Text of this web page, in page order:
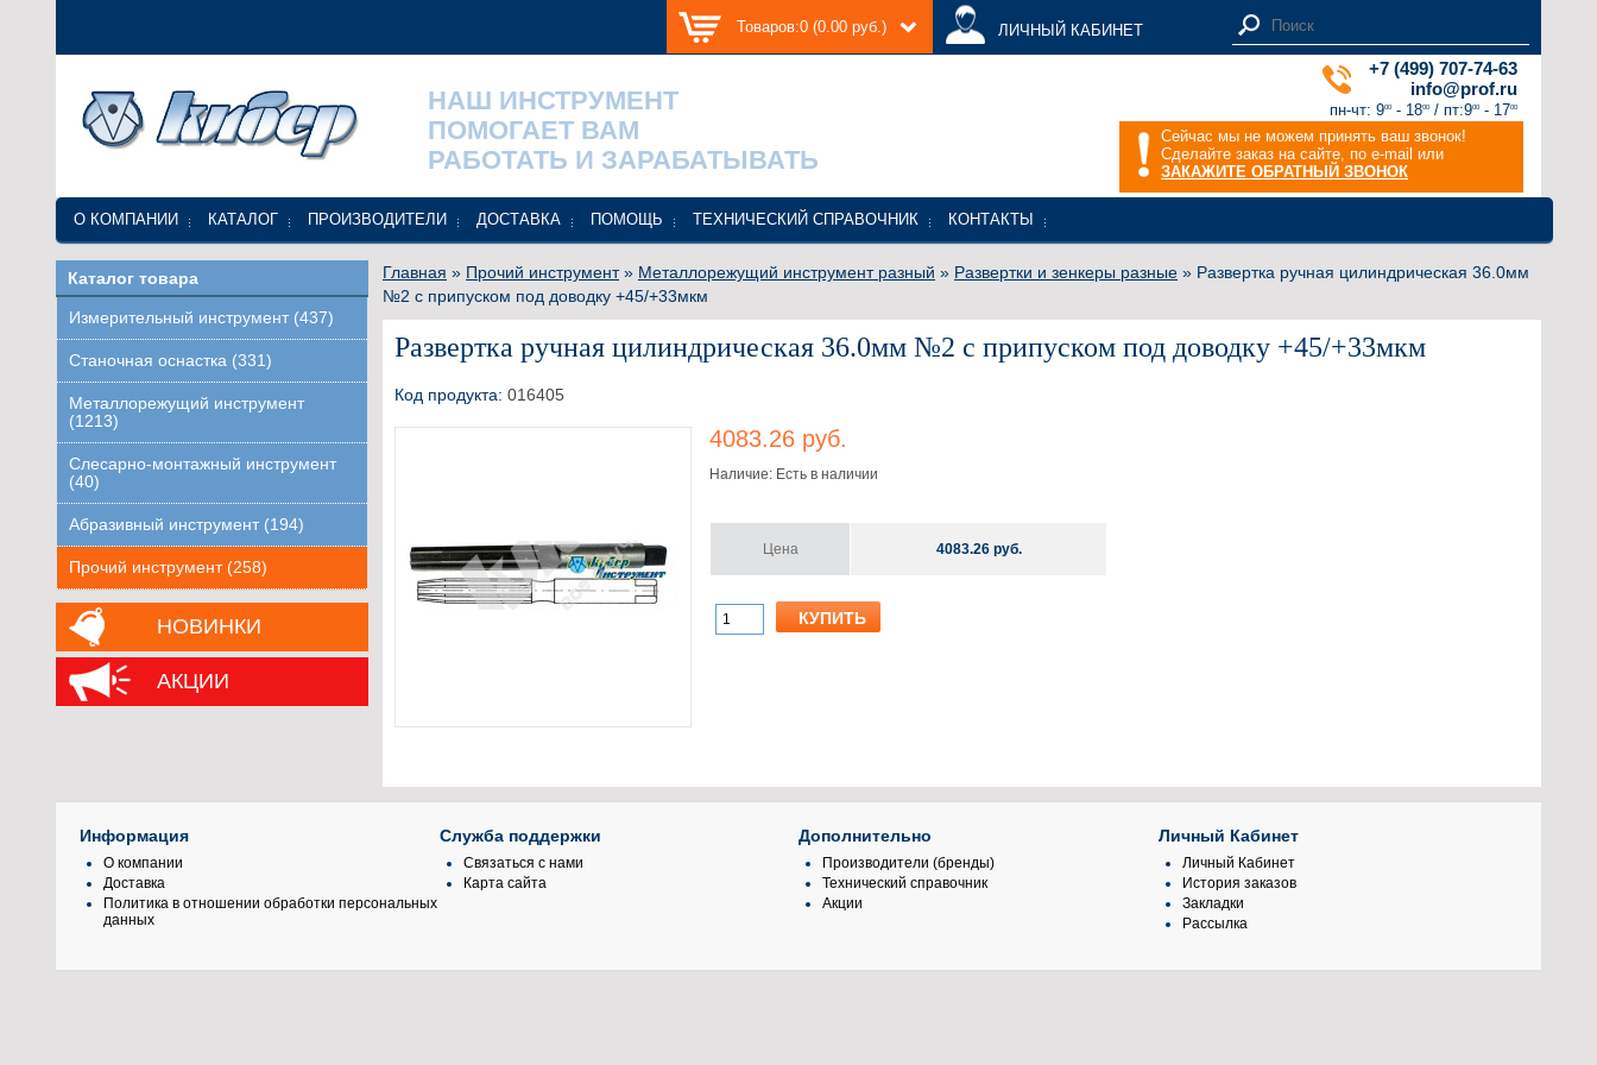
Товаров:0 (0.00 руб.) ЛИЧНЫЙ КАБИНЕТ
НАШ ИНСТРУМЕНТ
ПОМОГАЕТ ВАМ
РАБОТАТЬ И ЗАРАБАТЫВАТЬ
+7 (499) 707-74-63
info@prof.ru
пн-чт: 900 - 1800 / пт:900 - 1700
Сейчас мы не можем принять ваш звонок!
Сделайте заказ на сайте, по e-mail или
ЗАКАЖИТЕ ОБРАТНЫЙ ЗВОНОК
О КОМПАНИИ КАТАЛОГ ПРОИЗВОДИТЕЛИ ДОСТАВКА ПОМОЩЬ ТЕХНИЧЕСКИЙ СПРАВОЧНИК КОНТАКТЫ
Каталог товара
Измерительный инструмент (437)
Станочная оснастка (331)
Металлорежущий инструмент
(1213)
Слесарно-монтажный инструмент
(40)
Абразивный инструмент (194)
Прочий инструмент (258)
НОВИНКИ
АКЦИИ
Главная » Прочий инструмент» Металлорежущий инструмент разный » Развертки и зенкеры разные » Развертка ручная цилиндрическая 36.0мм
№2 с припуском под доводку +45/+33мкм
Развертка ручная цилиндрическая 36.0мм №2 с припуском под доводку +45/+33мкм
Код продукта: 016405
4083.26 руб.
Наличие: Есть в наличии
Цена 4083.26 руб.
Информация
О компании
Доставка
Политика в отношении обработки персональных
данных
Служба поддержки
Связаться с нами
Карта сайта
Дополнительно
Производители (бренды)
Технический справочник
Акции
Личный Кабинет
Личный Кабинет
История заказов
Закладки
Рассылка